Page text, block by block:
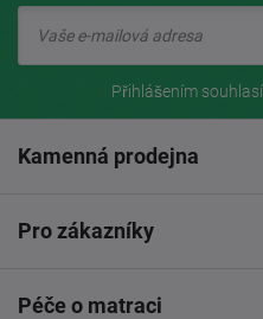
Přihlášením
Kamenná prodejna
Pro zákazníky
Péče o matraci